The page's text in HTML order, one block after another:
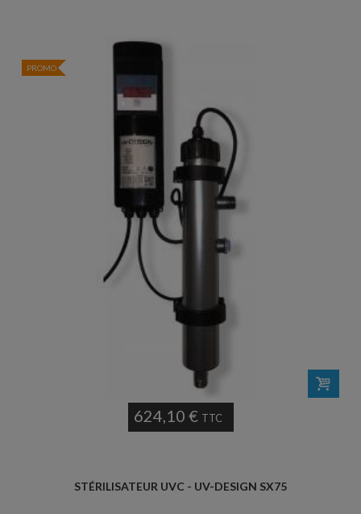
PROMO
624,10 € TTC
STÉRILISATEUR UVC - UV-DESIGN SX75